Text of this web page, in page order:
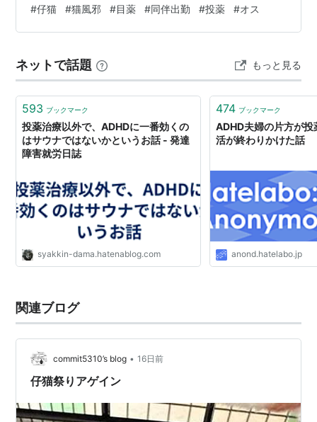
っと 動き回る元気が出た ランキング参加中ねこ好きブロ
グ ランキング参加中ペット ランキング参加中お弁当 ラ
物の写真 ランキング参加中猫大好き
#仔猫 #猫風邪 #目薬 #同伴出勤 #投薬 #オス
ネットで話題 もっと見る
593 ブックマーク
投薬治療以外で、ADHDに一番効くの
はサウナではないかというお話 - 発達
障害就労日誌
syakkin-dama.hatenablog.com
474 ブックマーク
ADHD夫婦の片方が
活が終わりかけた話
anond.hatelabo.jp
関連ブログ
commit5310’s blog • 16日前
仔猫祭りアゲイン